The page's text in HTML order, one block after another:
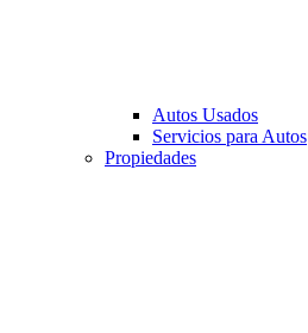
Autos Usados
Servicios para Autos
Propiedades